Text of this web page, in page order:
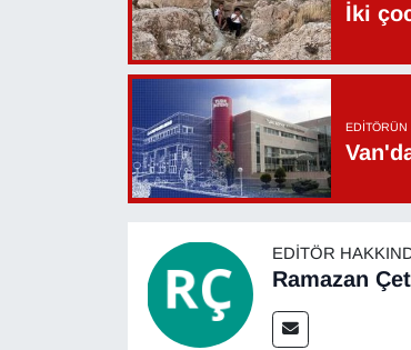
İki
EDITÖRÜN
EDITÖR
Ramazan